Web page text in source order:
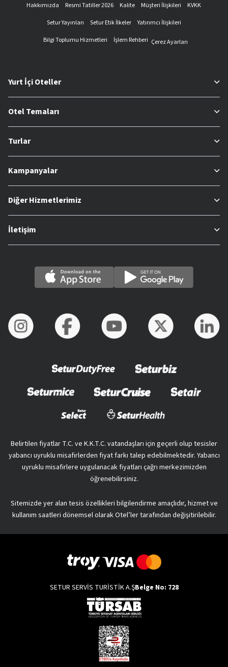
Hakkımızda Resmi Tatiller 2026 Kalite Müşteri İlişkileri
KVKK
Setur Yayınları
Setur Etik İlkeler
Yatırımcı İlişkileri
Bilgi Toplumu Hizmetleri
İşlem Rehberi Çerez Ayarları
Yurt İçi Oteller
Otel Temaları
Turlar
Kampanyalar
Diğer Hizmetlerimiz
İletişim
Belirtilen fiyatlar T.C. ve K.K.T.C. vatandaşları için geçerli olup tesisler
yabancı uyruklu misafirlerden fiyat farkı talep edebilmektedir. Yabancı
uyruklu misafirlere uygulanacak fiyatları çağrı merkezimizden
öğrenebilirsiniz.
Sitemizde yer alan tesis özellikleri bilgilendirme amaçlıdır, hizmet ve
kullanım saatleri dönemsel olarak Otel’ler tarafından değişitirilebilir.
SETUR SERVİS TURİSTİK A.ŞBelge No: 728